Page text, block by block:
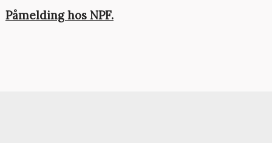
Påmelding hos NPF.